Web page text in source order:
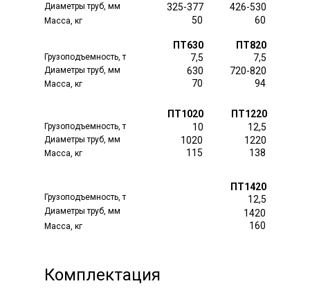
7,5
ПТ630
7,5
ПТ820
ПТ1020
Диаметры труб, мм
Масса, кг
60
426-530
50
325-377
70
630
94
720-820
115
10
1020
Грузоподъемность, т
Диаметры труб, мм
Масса, кг
Грузоподъемность, т
Диаметры труб, мм
Масса, кг
12,5
ПТ1220
ПТ1420
138
1220
160
12,5
1420
Грузоподъемность, т
Диаметры труб, мм
Масса, кг
Комплектация